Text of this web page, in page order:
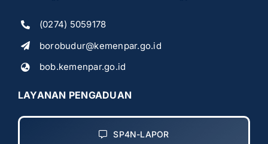
(0274) 5059178
borobudur@kemenpar.go.id
bob.kemenpar.go.id
LAYANAN PENGADUAN
SP4N-LAPOR